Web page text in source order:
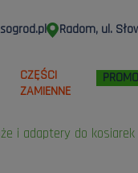
Radom, ul.
CZĘŚCI
ZAMIENNE
i adaptery do kosiarek